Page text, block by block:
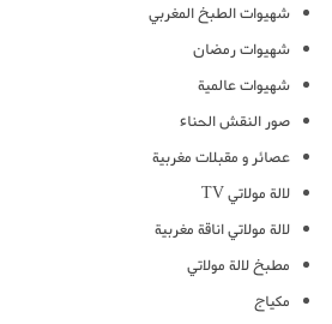
شهيوات الطبخ المغربي
شهيوات رمضان
شهيوات عالمية
صور النقش الحناء
عصائر و مقبلات مغربية
لالة مولاتي TV
لالة مولاتي اناقة مغربية
مطبخ لالة مولاتي
مكياج